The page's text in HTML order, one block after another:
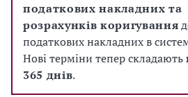
податкових накладних та
розрахунків коригування
податкових накладних в
Нові терміни тепер складають
365 днів.